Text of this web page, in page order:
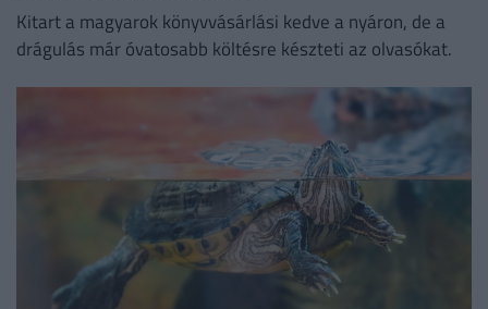
Kitart a magyarok könyvvásárlási kedve a nyáron, de a
drágulás már óvatosabb költésre készteti az olvasókat.